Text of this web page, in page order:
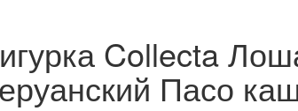
Collecta
Пасо